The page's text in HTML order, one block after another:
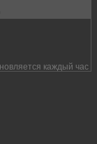
каждый час